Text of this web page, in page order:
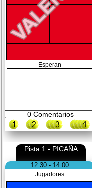
Esperan
0Comentarios
Pista 1 - PICAÑA
12:30 - 14:00
Jugadores